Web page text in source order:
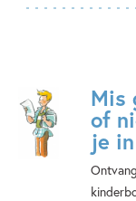
Mis
of
je